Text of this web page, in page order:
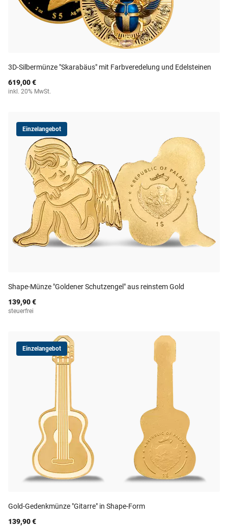
3D-Silbermünze "Skarabäus" mit Farbveredelung und Edelsteinen
619,00 €
inkl. 20% MwSt.
Einzelangebot
Shape-Münze "Goldener Schutzengel" aus reinstem Gold
139,90 €
steuerfrei
Einzelangebot
Gold-Gedenkmünze "Gitarre" in Shape-Form
139,90 €